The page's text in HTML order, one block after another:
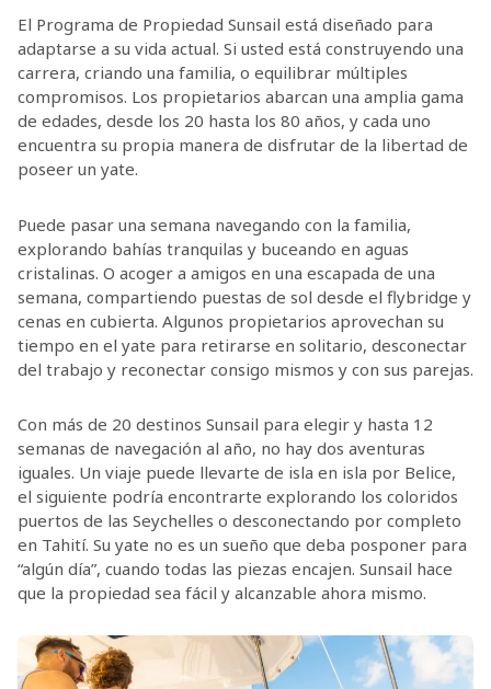
El Programa de Propiedad Sunsail está diseñado para
adaptarse a su vida actual. Si usted está construyendo una
carrera, criando una familia, o equilibrar múltiples
compromisos. Los propietarios abarcan una amplia gama
de edades, desde los 20 hasta los 80 años, y cada uno
encuentra su propia manera de disfrutar de la libertad de
poseer un yate.
Puede pasar una semana navegando con la familia,
explorando bahías tranquilas y buceando en aguas
cristalinas. O acoger a amigos en una escapada de una
semana, compartiendo puestas de sol desde el flybridge y
cenas en cubierta. Algunos propietarios aprovechan su
tiempo en el yate para retirarse en solitario, desconectar
del trabajo y reconectar consigo mismos y con sus parejas.
Con más de 20 destinos Sunsail para elegir y hasta 12
semanas de navegación al año, no hay dos aventuras
iguales. Un viaje puede llevarte de isla en isla por Belice,
el siguiente podría encontrarte explorando los coloridos
puertos de las Seychelles o desconectando por completo
en Tahití. Su yate no es un sueño que deba posponer para
“algún día”, cuando todas las piezas encajen. Sunsail hace
que la propiedad sea fácil y alcanzable ahora mismo.